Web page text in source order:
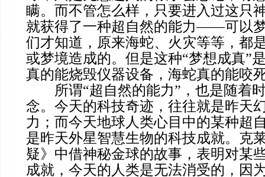
瞒。而不管怎么样，只要进入过这只
就获得了一种超自然的能力——可以
们才知道，原来海蛇、火灾等等，都
或梦境造成的。但是这种“梦想成真
真的能烧毁仪器设备，海蛇真的能咬
所谓“超自然的能力”，也是随着
念。今天的科技奇迹，往往就是昨天
力；而今天地球人类心目中的某种超
是昨天外星智慧生物的科技成就。克
疑》中借神秘金球的故事，表明对某
成就，今天的人类是无法消受的，因